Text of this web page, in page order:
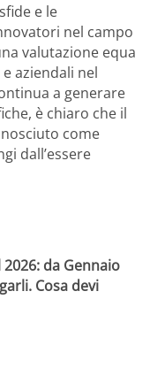
e le
nel campo
valutazione equa
aziendali nel
a generare
è chiaro che il
come
dall’essere
da Gennaio
Cosa devi